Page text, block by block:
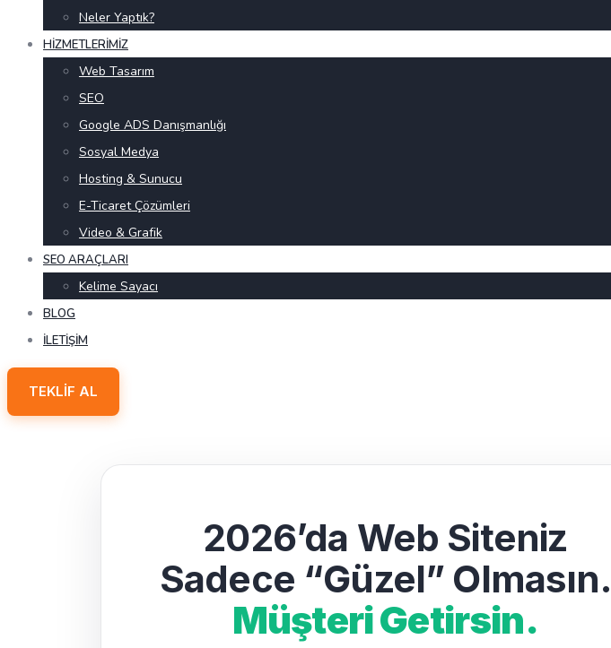
Neler Yaptık?
HIZMETLERIMIZ
Web Tasarım
SEO
Google ADS Danışmanlığı
Sosyal Medya
Hosting & Sunucu
E-Ticaret Çözümleri
Video & Grafik
SEO ARAÇLARI
Kelime Sayacı
BLOG
İLETIŞIM
TEKLIF AL
2026’da Web Siteniz
Sadece “Güzel” Olmasın.
Müşteri Getirsin.